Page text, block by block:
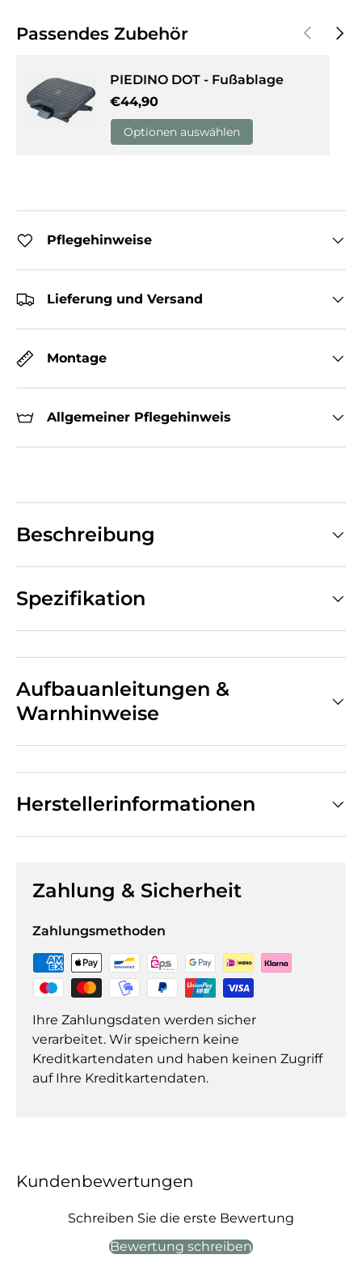
Passendes Zubehör Vorherige
PIEDINO DOT - Fußablage
Normaler Preis
€44,90
Optionen auswählen
Pflegehinweise
Lieferung und Versand
Montage
Allgemeiner Pflegehinweis
Beschreibung
Spezifikation
Aufbauanleitungen &
Warnhinweise
Herstellerinformationen
Zahlung & Sicherheit
Zahlungsmethoden
Ihre Zahlungsdaten werden sicher
verarbeitet. Wir speichern keine
Kreditkartendaten und haben keinen Zugriff
auf Ihre Kreditkartendaten.
Kundenbewertungen
Schreiben Sie die erste Bewertung
Bewertung schreiben